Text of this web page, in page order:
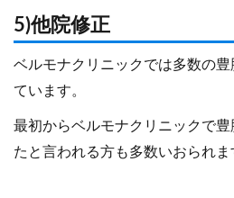
5)他院修正
ベルモナクリニックでは多数の
ています。
最初からベルモナクリニックで
たと言われる方も多数いおられま